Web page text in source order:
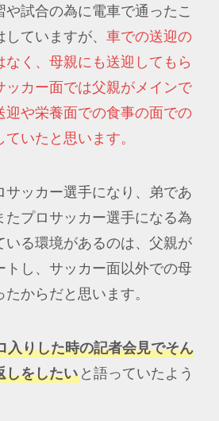
試合の為に電車で通ったこ
ていますが、 車での送迎の
なく、母親にも送迎してもら
ッカー面では父親がメインで
迎や栄養面での食事の面での
いたと思います。
サッカー選手になり、弟であ
たプロサッカー選手になる為
いる環境があるのは、父親が
トし、サッカー面以外での母
からだと思います。
入りした時の記者会見でそん
しをしたいと語っていたよう